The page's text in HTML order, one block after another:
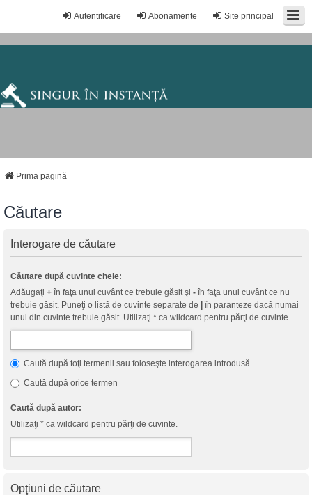
Site principal
Abonamente
Autentificare
Prima pagină
Căutare
Interogare de căutare
Căutare după cuvinte cheie:
Adăugaţi + în faţa unui cuvânt ce trebuie găsit şi - în faţa unui cuvânt ce nu
trebuie găsit. Puneţi o listă de cuvinte separate de
în paranteze dacă numai
unul din cuvinte trebuie găsit. Utilizaţi * ca wildcard pentru părţi de cuvinte.
Caută după toţi termenii sau foloseşte interogarea introdusă
Caută după orice termen
Caută după autor:
Utilizaţi * ca wildcard pentru părţi de cuvinte.
Opţiuni de căutare